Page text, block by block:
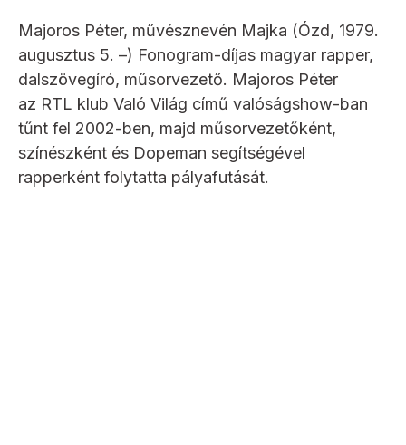
Majoros Péter, művésznevén Majka (Ózd, 1979.
augusztus 5. –) Fonogram-díjas magyar rapper,
dalszövegíró, műsorvezető. Majoros Péter
az RTL klub Való Világ című valóságshow-ban
tűnt fel 2002-ben, majd műsorvezetőként,
színészként és Dopeman segítségével
rapperként folytatta pályafutását.